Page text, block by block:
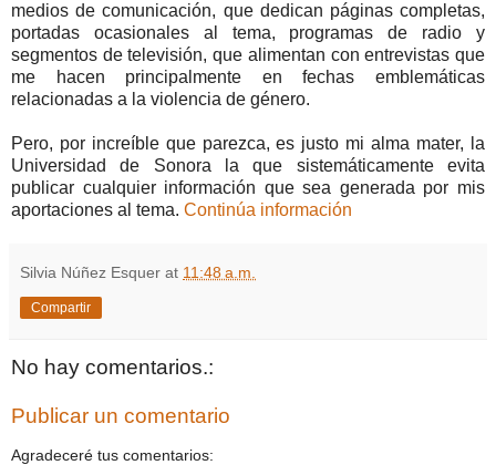
medios de comunicación, que dedican páginas completas,
portadas ocasionales al tema, programas de radio y
segmentos de televisión, que alimentan con entrevistas que
me hacen principalmente en fechas emblemáticas
relacionadas a la violencia de género.
Pero, por increíble que parezca, es justo mi alma mater, la
Universidad de Sonora la que sistemáticamente evita
publicar cualquier información que sea generada por mis
aportaciones al tema. Continúa información
Silvia Núñez Esquer at 11:48 a.m.
Compartir
No hay comentarios.:
Publicar un comentario
Agradeceré tus comentarios: